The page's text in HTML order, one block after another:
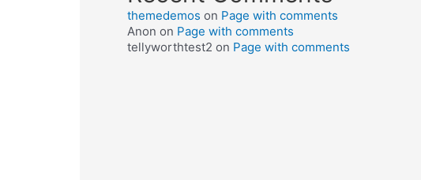
themedemos on Page with comments
Anon on Page with comments
tellyworthtest2 on Page with comments